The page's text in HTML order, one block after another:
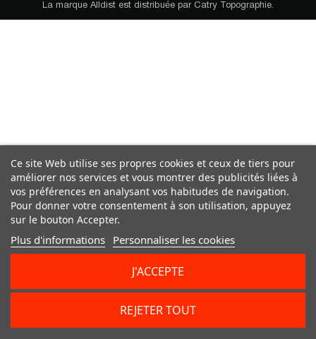
Ce site Web utilise ses propres cookies et ceux de tiers pour
améliorer nos services et vous montrer des publicités liées à
vos préférences en analysant vos habitudes de navigation.
Pour donner votre consentement à son utilisation, appuyez
sur le bouton Accepter.
Plus d'informations Personnaliser les cookies
REJETER TOUT
J'ACCEPTE
La marque Alldist est distribuée par Catry Topographie.